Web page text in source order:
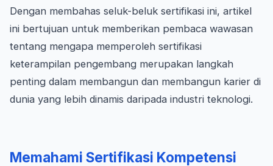
Dengan membahas seluk-beluk sertifikasi ini, artikel
ini bertujuan untuk memberikan pembaca wawasan
tentang mengapa memperoleh sertifikasi
keterampilan pengembang merupakan langkah
penting dalam membangun dan membangun karier di
dunia yang lebih dinamis daripada industri teknologi.
Memahami Sertifikasi Kompetensi